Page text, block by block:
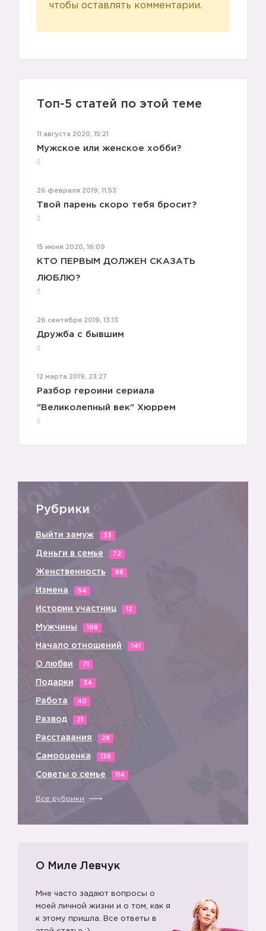
🍱
📲
чтобы оставлять комментарии.
Топ-5 статей по этой теме
11 августа 2020, 15:21
Мужское или женское хобби?
26 февраля 2019, 11:53
Твой парень скоро тебя бросит?
15 июня 2020, 16:09
КТО ПЕРВЫМ ДОЛЖЕН СКАЗАТЬ
ЛЮБЛЮ?
26 сентября 2019, 13:13
Дружба с бывшим
12 марта 2019, 23:27
Разбор героини сериала
"Великолепный век" Хюррем
Рубрики
Выйти замуж 33
Деньги в семье 72
Женственность 88
Измена 54
Истории участниц 12
Мужчины 198
Начало отношений 141
О любви 71
Подарки 34
Работа 40
Развод 21
Расставания 28
Самооценка 138
Советы о семье 114
Все рубрики
О Миле Левчук
Мне часто задают вопросы о
моей личной жизни и о том, как я
к этому пришла. Все ответы в